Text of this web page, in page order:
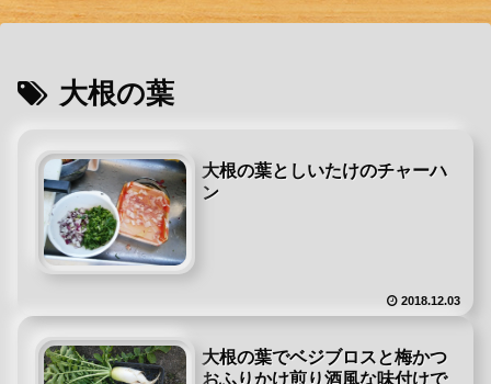
大根の葉
大根の葉としいたけのチャーハ
ン
2018.12.03
大根の葉でベジブロスと梅かつ
おふりかけ煎り酒風な味付けで